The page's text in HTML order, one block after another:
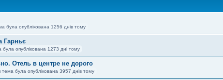
була опублікована 1256 днів тому
Гарньє
була опублікована 1273 дні тому
Отель в центре не дорого
тема була опублікована 3957 днів тому